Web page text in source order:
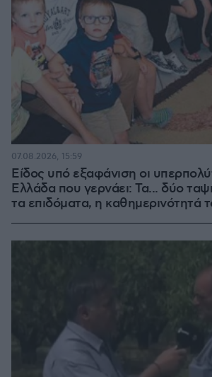
Είδος υπό εξαφάνιση οι
Ελλάδα που γερνάει: Τα... δύο
τα επιδόματα, η καθημερινότητά
07.08.2026, 15:59